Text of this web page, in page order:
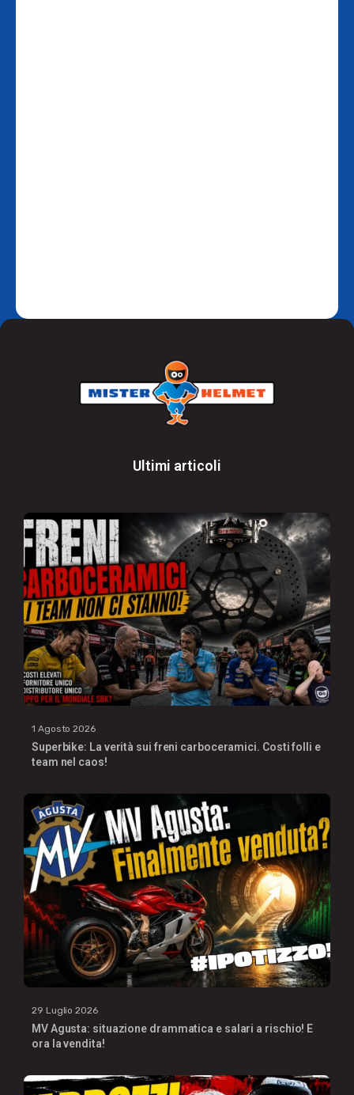
Ultimi articoli
1 Agosto 2026
Superbike: La verità sui freni carboceramici. Costi folli e
team nel caos!
29 Luglio 2026
MV Agusta: situazione drammatica e salari a rischio! E
ora la vendita!